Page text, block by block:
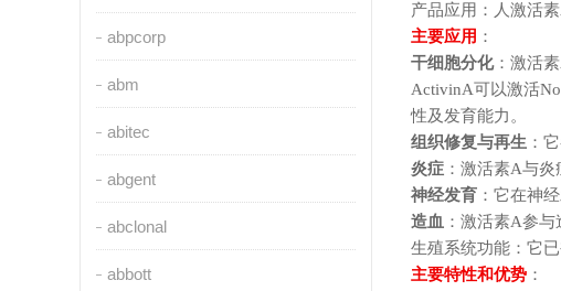
abpcorp
abm
abitec
abgent
abclonal
abbott
产品应用：人激活
主要应用 ：
干细胞分化：激活
ActivinA可以激活
性及发育能力。
组织修复与再生 ：
炎症 ：激活素A与
神经发育 ：它在神
造血 ：激活素A参
生殖系统功能：它
主要特性和优势 ：